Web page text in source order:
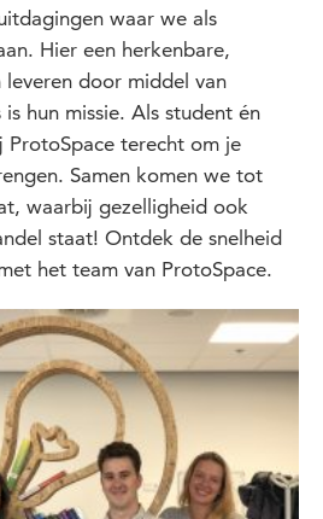
waar we als
Hier een herkenbare,
door middel van
hun missie. Als student én
terecht om je
Samen komen we tot
waarbij gezelligheid ook
staat! Ontdek de snelheid
het team van ProtoSpace.